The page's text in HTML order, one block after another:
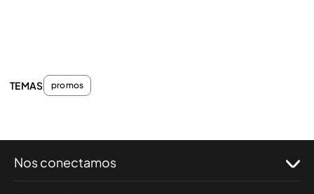
TEMAS promos
Nos conectamos